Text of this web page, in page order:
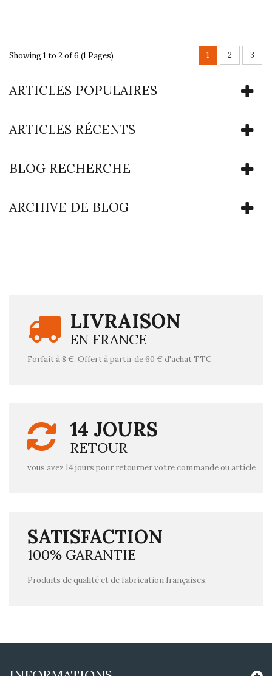
1 2 3
Showing 1 to 2 of 6 (1 Pages)
ARTICLES POPULAIRES
ARTICLES RÉCENTS
BLOG RECHERCHE
ARCHIVE DE BLOG
LIVRAISON
EN FRANCE
Forfait à 8 €. Offert à partir de 60 € d'achat TTC
14 JOURS
RETOUR
vous avez 14 jours pour retourner votre commande ou article
SATISFACTION
100% GARANTIE
Produits de qualité et de fabrication françaises.